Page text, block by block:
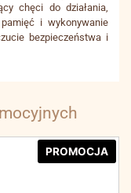
chęci do działania,
i wykonywanie
bezpieczeństwa i
PROMOCJA